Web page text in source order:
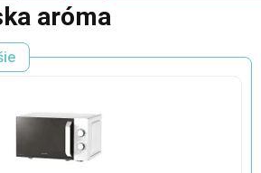
aróma